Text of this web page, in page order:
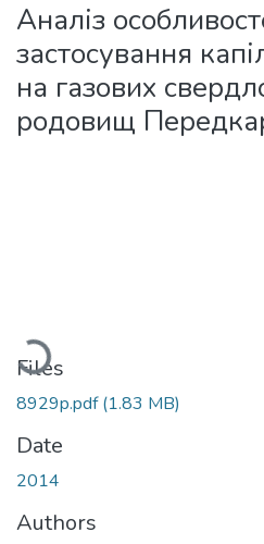
Аналіз
застосування
на газових
родовищ
Loading...
Files
8929p.pdf(1.83 MB)
Date
2014
Authors